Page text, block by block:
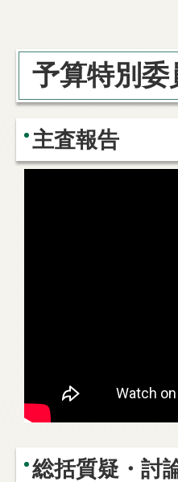
予算特別委
主査報告
総括質疑・討